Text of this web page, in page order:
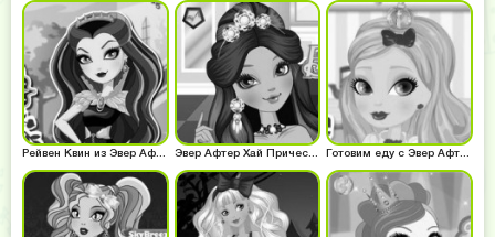
Рейвен Квин из Эвер Афтер Хай Эвер Афтер Хай Прически Готовим еду с Эвер Афтер Хай